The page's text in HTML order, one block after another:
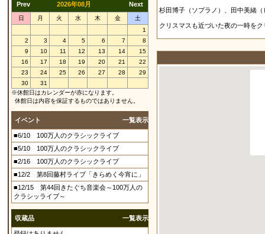
Prev 2026年08月 Next
日 月 火 水 木 金
土
1
2
3 4 5 6 7
8
9
10 11 12 13 14
15
16
17 18 19 20 21
22
23
24 25 26 27 28
29
30
31
※休館日はカレンダーが赤になります。
休館日は内容を保証するものではありません。
イベント 一覧表示
■6/10 100万人のクラシックライブ
■5/10 100万人のクラシックライブ
■2/16 100万人のクラシックライブ
■12/2 第8回藤村ライブ「きらめく今宵に」
■12/15 第44回きたぐち音楽会～100万人の
クラシッライブ～
収蔵品 一覧表示
杉田博子（ソプラノ）、田中美緒
クリスマスも近づいた夜の一時を